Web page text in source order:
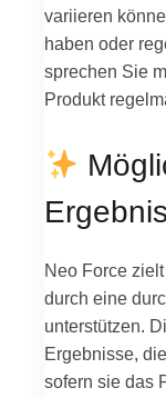
variieren
haben oder
sprechen Sie
Produkt
Neo Force
durch eine
unterstützen.
Ergebnisse,
sofern sie das